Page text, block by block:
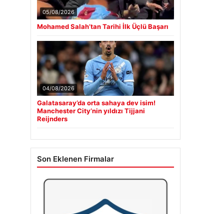
05/08/2026
Mohamed Salah’tan Tarihi İlk Üçlü Başarı
04/08/2026
Galatasaray’da orta sahaya dev isim!
Manchester City’nin yıldızı Tijjani
Reijnders
Son Eklenen Firmalar